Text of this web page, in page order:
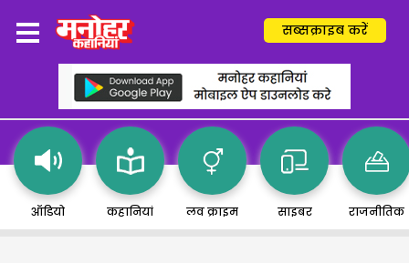
सब्सक्राइब करें
ऑडियो कहानियां लव क्राइम साइबर राजनीतिक